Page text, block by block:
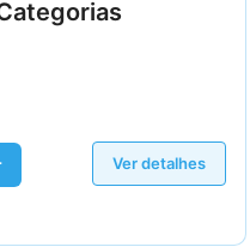
Ver detalhes